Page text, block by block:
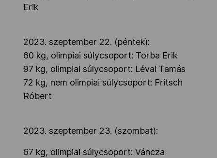
Erik
2023. szeptember 22. (péntek):
60 kg, olimpiai súlycsoport: Torba Erik
97 kg, olimpiai súlycsoport: Lévai Tamás
72 kg, nem olimpiai súlycsoport: Fritsch
Róbert
2023. szeptember 23. (szombat):
67 kg, olimpiai súlycsoport: Váncza